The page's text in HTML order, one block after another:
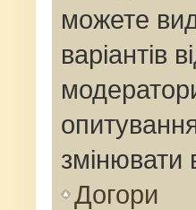
можете
варіантів
змінювати
Догори